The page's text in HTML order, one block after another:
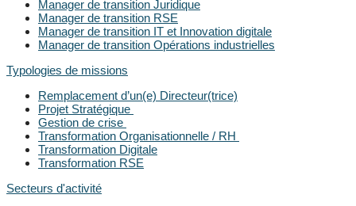
Manager de transition Juridique
Manager de transition RSE
Manager de transition IT et Innovation digitale
Manager de transition Opérations industrielles
Typologies de missions
Remplacement d’un(e) Directeur(trice)
Projet Stratégique
Gestion de crise
Transformation Organisationnelle / RH
Transformation Digitale
Transformation RSE
Secteurs d'activité